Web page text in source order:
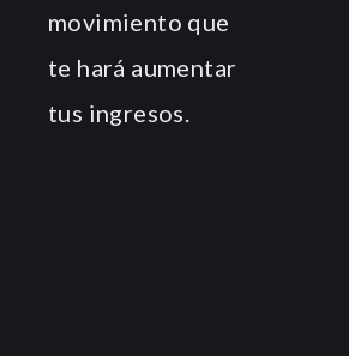
movimiento que
te hará aumentar
tus ingresos.